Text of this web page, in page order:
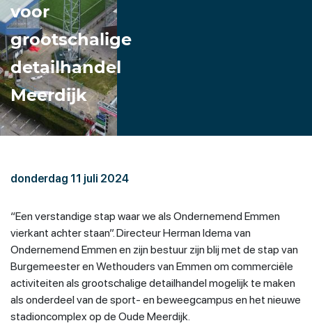
voor
grootschalige
detailhandel
Meerdijk
donderdag 11 juli 2024
“Een verstandige stap waar we als Ondernemend Emmen
vierkant achter staan”. Directeur Herman Idema van
Ondernemend Emmen en zijn bestuur zijn blij met de stap van
Burgemeester en Wethouders van Emmen om commerciële
activiteiten als grootschalige detailhandel mogelijk te maken
als onderdeel van de sport- en beweegcampus en het nieuwe
stadioncomplex op de Oude Meerdijk.